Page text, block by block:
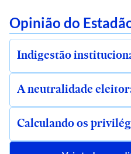
Opinião do
Indigestão
A neutralidade
Calculando os